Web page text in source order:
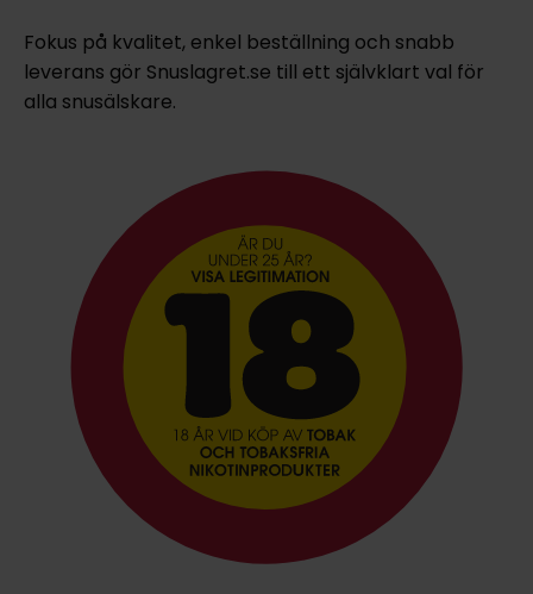
Fokus på kvalitet, enkel beställning och snabb
leverans gör Snuslagret.se till ett självklart val för
alla snusälskare.